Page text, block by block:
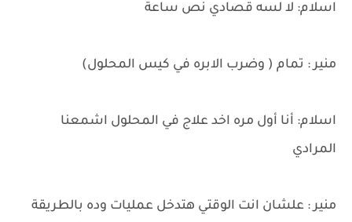
اسلام: لا لسه قصادي نص ساعة
منير : تمام ( وضرب الابره في كيس المحلول)
اسلام: أنا أول مره اخد علاج في المحلول اشمعنا
المرادي
منير : علشان انت الوقتي هتدخل عمليات وده بالطريقة